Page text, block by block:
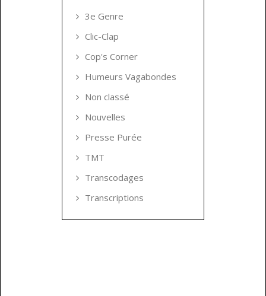
3e Genre
Clic-Clap
Cop's Corner
Humeurs Vagabondes
Non classé
Nouvelles
Presse Purée
TMT
Transcodages
Transcriptions